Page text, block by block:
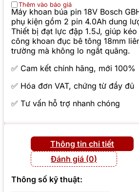
Thêm vào báo giá
Máy khoan búa pin 18V Bosch
phụ kiện gồm 2 pin 4.0Ah dung
Thiết bị đạt lực đập 1.5J, giúp
công khoan đục bê tông 18mm
trường mà không lo ngắt quãng.
✅ Cam kết chính hãng, mới 100%
✅ Hóa đơn VAT, chứng từ đầy đủ
✅ Tư vấn hỗ trợ nhanh chóng
Thông tin chi tiết
Đánh giá (0)
Thông số kỹ thuật: